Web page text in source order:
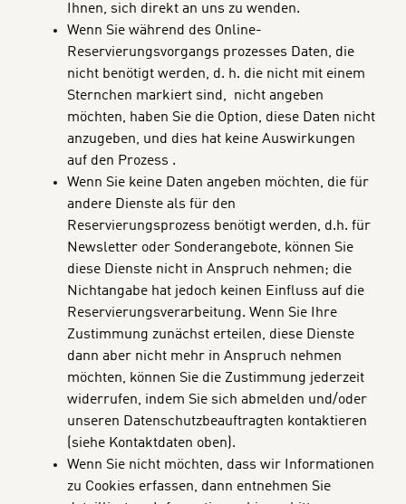
Ihnen, sich direkt an uns zu wenden.
Wenn Sie während des Online-
Reservierungsvorgangs prozesses Daten, die
nicht benötigt werden, d. h. die nicht mit einem
Sternchen markiert sind, nicht angeben
möchten, haben Sie die Option, diese Daten nicht
anzugeben, und dies hat keine Auswirkungen
auf den Prozess .
Wenn Sie keine Daten angeben möchten, die für
andere Dienste als für den
Reservierungsprozess benötigt werden, d.h. für
Newsletter oder Sonderangebote, können Sie
diese Dienste nicht in Anspruch nehmen; die
Nichtangabe hat jedoch keinen Einfluss auf die
Reservierungsverarbeitung. Wenn Sie Ihre
Zustimmung zunächst erteilen, diese Dienste
dann aber nicht mehr in Anspruch nehmen
möchten, können Sie die Zustimmung jederzeit
widerrufen, indem Sie sich abmelden und/oder
unseren Datenschutzbeauftragten kontaktieren
(siehe Kontaktdaten oben).
Wenn Sie nicht möchten, dass wir Informationen
zu Cookies erfassen, dann entnehmen Sie